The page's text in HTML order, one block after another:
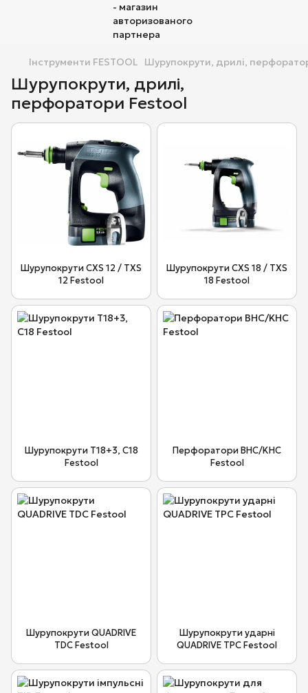
Інструменти FESTOOL Шурупокрути, дрилі,
Шурупокрути, дрилі,
перфоратори Festool
Шурупокрути CXS 12 / TXS
12 Festool
Шурупокрути CXS 18 / TXS
18 Festool
Шурупокрути T18+3, C18
Festool
Перфоратори BHC/KHC
Festool
Шурупокрути QUADRIVE
TDC Festool
Шурупокрути ударні
QUADRIVE TPC Festool